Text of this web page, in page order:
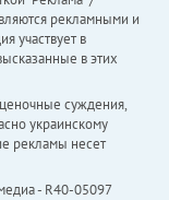
рекламными и
участвует в
в этих
суждения,
украинскому
рекламы несет
- R40-05097